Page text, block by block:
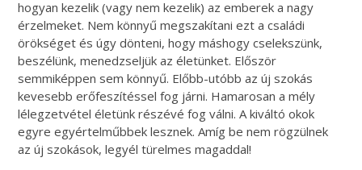
hogyan kezelik (vagy nem kezelik) az emberek a nagy
érzelmeket. Nem könnyű megszakítani ezt a családi
örökséget és úgy dönteni, hogy máshogy cselekszünk,
beszélünk, menedzseljük az életünket. Először
semmiképpen sem könnyű. Előbb-utóbb az új szokás
kevesebb erőfeszítéssel fog járni. Hamarosan a mély
lélegzetvétel életünk részévé fog válni. A kiváltó okok
egyre egyértelműbbek lesznek. Amíg be nem rögzülnek
az új szokások, legyél türelmes magaddal!